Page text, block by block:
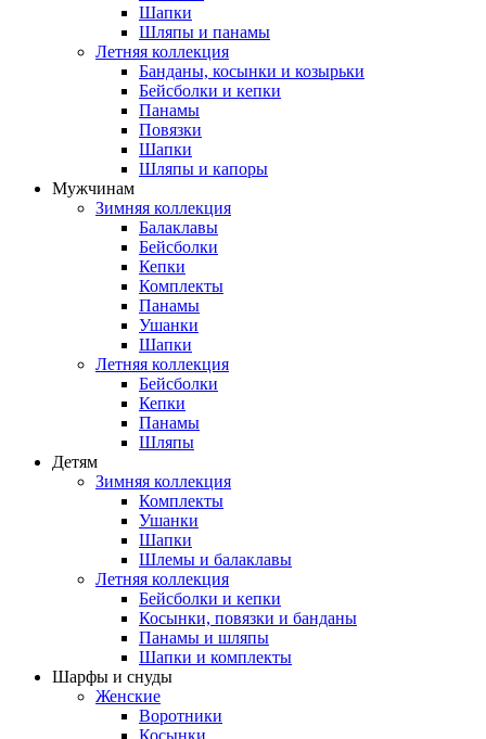
Шапки
Шляпы и панамы
Летняя коллекция
Банданы, косынки и козырьки
Бейсболки и кепки
Панамы
Повязки
Шапки
Шляпы и капоры
Мужчинам
Зимняя коллекция
Балаклавы
Бейсболки
Кепки
Комплекты
Панамы
Ушанки
Шапки
Летняя коллекция
Бейсболки
Кепки
Панамы
Шляпы
Детям
Зимняя коллекция
Комплекты
Ушанки
Шапки
Шлемы и балаклавы
Летняя коллекция
Бейсболки и кепки
Косынки, повязки и банданы
Панамы и шляпы
Шапки и комплекты
Шарфы и снуды
Женские
Воротники
Косынки